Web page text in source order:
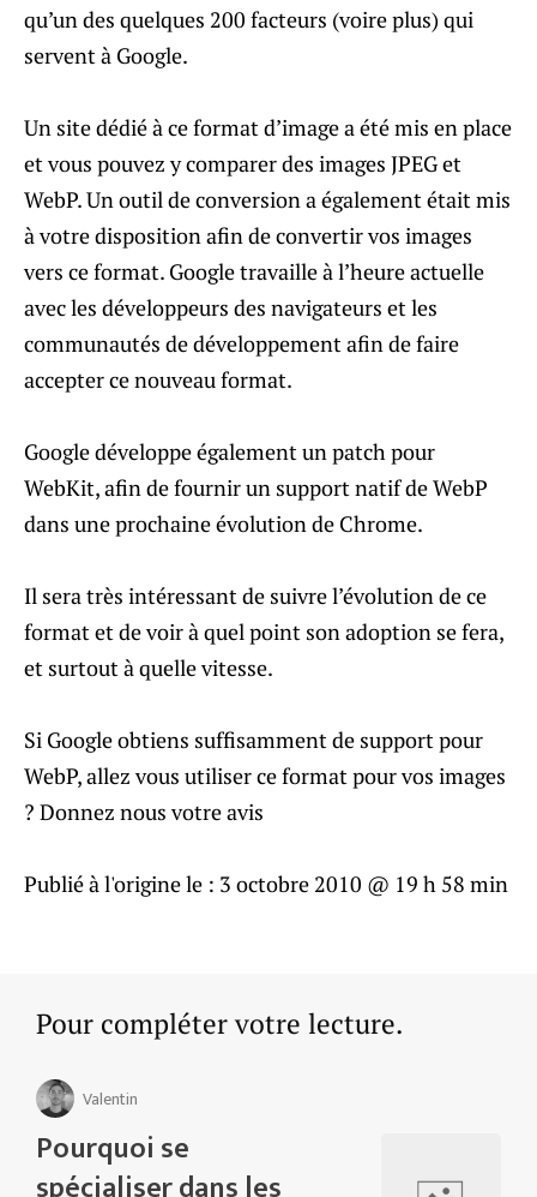
qu’un des quelques 200 facteurs (voire plus) qui
servent à Google.
Un site dédié à ce format d’image a été mis en place
et vous pouvez y comparer des images JPEG et
WebP. Un outil de conversion a également était mis
à votre disposition afin de convertir vos images
vers ce format. Google travaille à l’heure actuelle
avec les développeurs des navigateurs et les
communautés de développement afin de faire
accepter ce nouveau format.
Google développe également un patch pour
WebKit, afin de fournir un support natif de WebP
dans une prochaine évolution de Chrome.
Il sera très intéressant de suivre l’évolution de ce
format et de voir à quel point son adoption se fera,
et surtout à quelle vitesse.
Si Google obtiens suffisamment de support pour
WebP, allez vous utiliser ce format pour vos images
? Donnez nous votre avis
Publié à l'origine le : 3 octobre 2010 @ 19 h 58 min
Pour compléter votre lecture.
Valentin
Pourquoi se